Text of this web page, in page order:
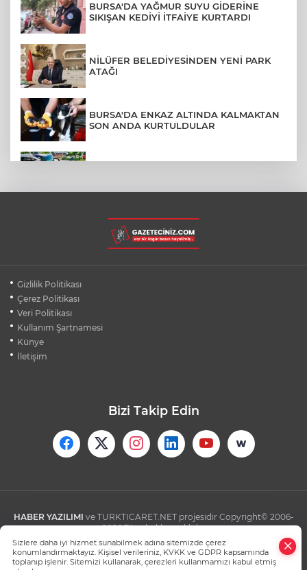
BURSA'DA YAĞMUR SUYU GİDERİNE
SIKIŞAN KEDİYİ İTFAİYE KURTARDI
NİLÜFER BELEDİYESİNDEN YENİ PARK
ATAĞI
BURSA'DA ENKAZ ALTINDA KALMAKTAN
SON ANDA KURTULDULAR
BURSA'DA DEPO YANGINI BİNAYA
SIÇRAMADAN SÖNDÜRÜLDÜ
SİLİVRİ'DE YANGIN: MAHSUR KALANLAR
Gizlilik Politikası
Çerez Politikası
Veri Politikası
Kullanım Şartnamesi
Künye
İletişim
Bizi Takip Edin
HABER YAZILIMI ve TURKTICARET.NET projesidir Copyright© 2006-
2026 Tüm hakları saklıdır.
Sizlere daha iyi hizmet sunabilmek adına sitemizde çerez
konumlandırmaktayız. Kişisel verileriniz, KVKK ve GDPR kapsamında
toplanıp işlenir. Sitemizi kullanarak, çerezleri kullanmamızı kabul etmiş